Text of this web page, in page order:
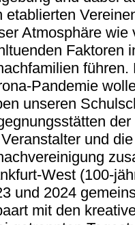
etablierten
Atmosphäre
Faktoren
Pandemie
unseren
und
West (100-
und 2024
mit den